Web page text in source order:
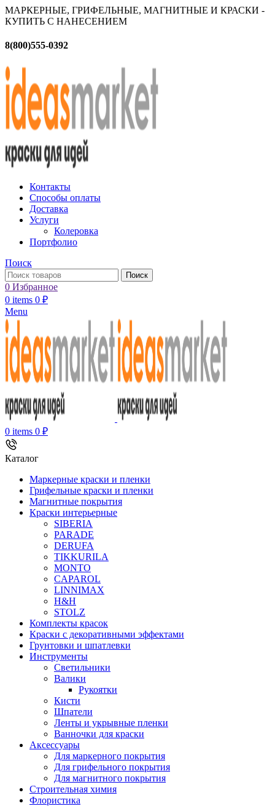
МАРКЕРНЫЕ, ГРИФЕЛЬНЫЕ, МАГНИТНЫЕ И КРАСКИ -
КУПИТЬ С НАНЕСЕНИЕМ
8(800)555-0392
Контакты
Способы оплаты
Доставка
Услуги
Колеровка
Портфолио
Поиск
Поиск
0 Избранное
0 items 0 ₽
Menu
0 items 0 ₽
Каталог
Маркерные краски и пленки
Грифельные краски и пленки
Магнитные покрытия
Краски интерьерные
SIBERIA
PARADE
DERUFA
TIKKURILA
MONTO
CAPAROL
LINNIMAX
H&H
STOLZ
Комплекты красок
Краски с декоративными эффектами
Грунтовки и шпатлевки
Инструменты
Светильники
Валики
Рукоятки
Кисти
Шпатели
Ленты и укрывные пленки
Ванночки для краски
Аксессуары
Для маркерного покрытия
Для грифельного покрытия
Для магнитного покрытия
Строительная химия
Флористика